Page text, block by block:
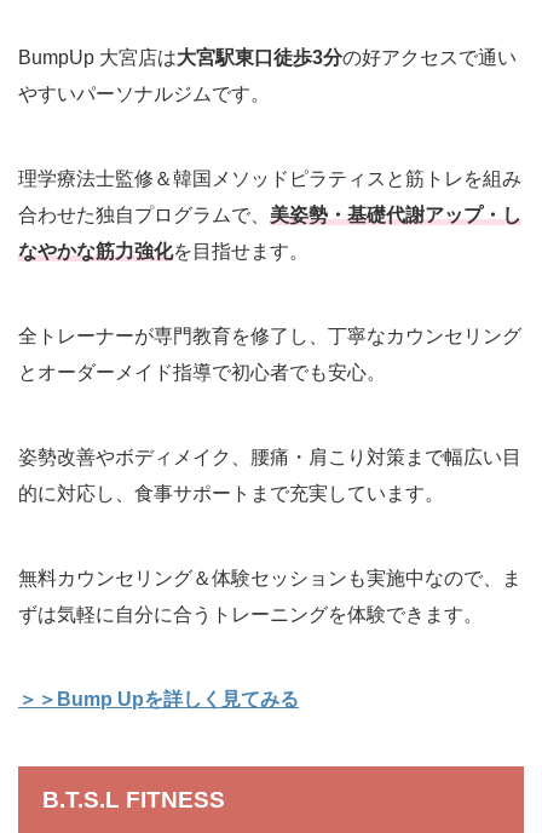
BumpUp 大宮店は大宮駅東口徒歩3分の好アクセスで通い
やすいパーソナルジムです。
理学療法士監修＆韓国メソッドピラティスと筋トレを組み
合わせた独自プログラムで、 美姿勢・基礎代謝アップ・し
なやかな筋力強化を目指せます。
全トレーナーが専門教育を修了し、丁寧なカウンセリング
とオーダーメイド指導で初心者でも安心。
姿勢改善やボディメイク、腰痛・肩こり対策まで幅広い目
的に対応し、食事サポートまで充実しています。
無料カウンセリング＆体験セッションも実施中なので、ま
ずは気軽に自分に合うトレーニングを体験できます。
＞＞Bump Upを詳しく見てみる
B.T.S.L FITNESS